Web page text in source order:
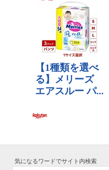
気になるワードでサイト内検索